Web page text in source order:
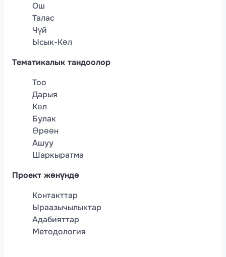
Ош
Талас
Чүй
Ысык-Көл
Тематикалык тандоолор
Тоо
Дарыя
Көл
Булак
Өрөөн
Ашуу
Шаркыратма
Проект жөнүндө
Контакттар
Ыраазычылыктар
Адабияттар
Методология